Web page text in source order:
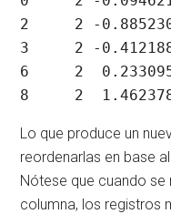
2     2 -
3     2 -
6     2
8     2
Lo que produce un
reordenarlas en base
Nótese que cuando se
columna, los registros